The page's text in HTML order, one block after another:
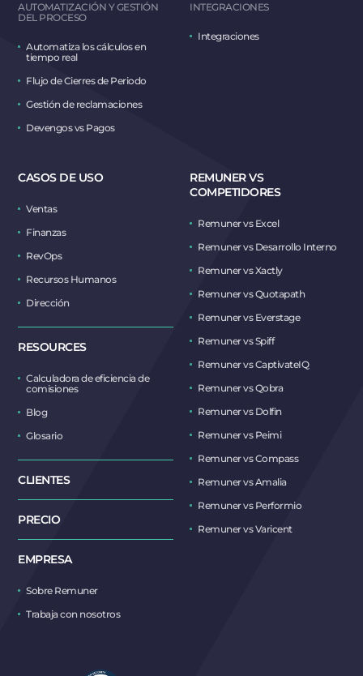
AUTOMATIZACIÓN Y GESTIÓN
DEL PROCESO
Automatiza los cálculos en
tiempo real
Flujo de Cierres de Periodo
Gestión de reclamaciones
Devengos vs Pagos
INTEGRACIONES
Integraciones
CASOS DE USO
Ventas
Finanzas
RevOps
Recursos Humanos
Dirección
RESOURCES
Calculadora de eficiencia de
comisiones
Blog
Glosario
CLIENTES
PRECIO
EMPRESA
Sobre Remuner
Trabaja con nosotros
REMUNER VS
COMPETIDORES
Remuner vs Excel
Remuner vs Desarrollo Interno
Remuner vs Xactly
Remuner vs Quotapath
Remuner vs Everstage
Remuner vs Spiff
Remuner vs CaptivateIQ
Remuner vs Qobra
Remuner vs Dolfin
Remuner vs Peimi
Remuner vs Compass
Remuner vs Amalia
Remuner vs Performio
Remuner vs Varicent